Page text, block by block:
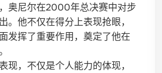
奥尼尔在2000年总决赛中对步
。他不仅在得分上表现抢眼，
发挥了重要作用，奠定了他在
现，不仅是个人能力的体现，